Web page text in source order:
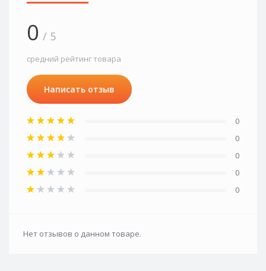
0 / 5
средний рейтинг товара
Написать отзыв
0
0
0
0
0
Нет отзывов о данном товаре.